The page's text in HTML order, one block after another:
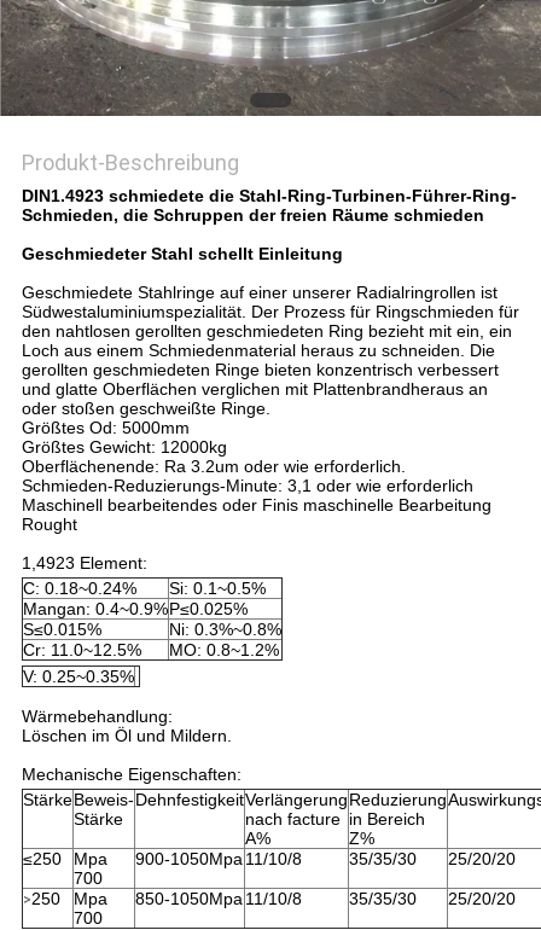
POLICY
Produkt-Beschreibung
DIN1.4923 schmiedete die Stahl-Ring-Turbinen-Führer-Ring-
Schmieden, die Schruppen der freien Räume schmieden
Geschmiedeter Stahl schellt Einleitung
Geschmiedete Stahlringe auf einer unserer Radialringrollen ist
Südwestaluminiumspezialität. Der Prozess für Ringschmieden für
den nahtlosen gerollten geschmiedeten Ring bezieht mit ein, ein
Loch aus einem Schmiedenmaterial heraus zu schneiden. Die
gerollten geschmiedeten Ringe bieten konzentrisch verbessert
und glatte Oberflächen verglichen mit Plattenbrandheraus an
oder stoßen geschweißte Ringe.
Größtes Od: 5000mm
Größtes Gewicht: 12000kg
Oberflächenende: Ra 3.2um oder wie erforderlich.
Schmieden-Reduzierungs-Minute: 3,1 oder wie erforderlich
Maschinell bearbeitendes oder Finis maschinelle Bearbeitung
Rought
1,4923 Element:
C: 0.18~0.24%
Si: 0.1~0.5%
Mangan: 0.4~0.9%P≤0.025%
S≤0.015%
Ni: 0.3%~0.8%
Cr: 11.0~12.5%
MO: 0.8~1.2%
V: 0.25~0.35%
Wärmebehandlung:
Löschen im Öl und Mildern.
Mechanische Eigenschaften:
StärkeBeweis-
Stärke
DehnfestigkeitVerlängerung
nach facture
A%
Reduzierung
in Bereich
Z%
≤250
Mpa
700
900-1050Mpa11/10/8 35/35/30 25/20/20
>250
Mpa
700
850-1050Mpa11/10/8 35/35/30 25/20/20